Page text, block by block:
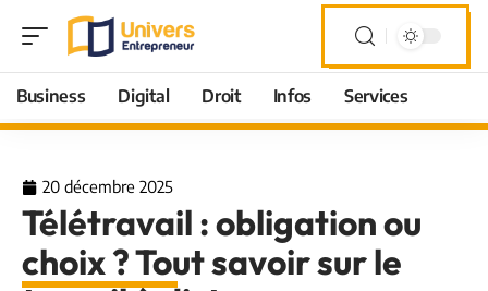
Business Digital Droit Infos Services
20 décembre 2025
Télétravail : obligation ou
choix ? Tout savoir sur le